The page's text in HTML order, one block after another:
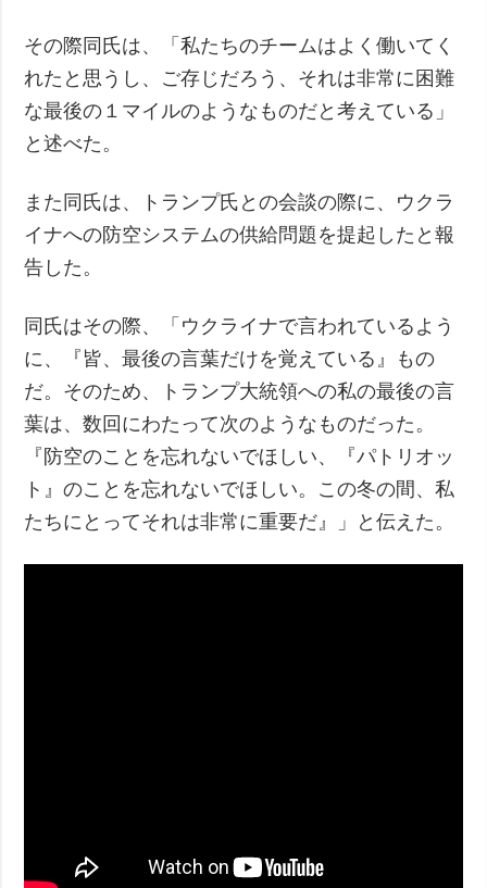
その際同氏は、「私たちのチームはよく働いてく
れたと思うし、ご存じだろう、それは非常に困難
な最後の１マイルのようなものだと考えている」
と述べた。
また同氏は、トランプ氏との会談の際に、ウクラ
イナへの防空システムの供給問題を提起したと報
告した。
同氏はその際、「ウクライナで言われているよう
に、『皆、最後の言葉だけを覚えている』もの
だ。そのため、トランプ大統領への私の最後の言
葉は、数回にわたって次のようなものだった。
『防空のことを忘れないでほしい、『パトリオッ
ト』のことを忘れないでほしい。この冬の間、私
たちにとってそれは非常に重要だ』」と伝えた。